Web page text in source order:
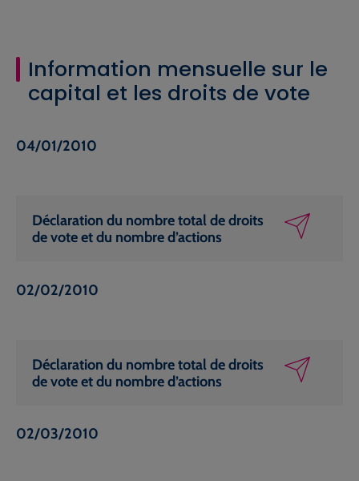
Information mensuelle sur le
capital et les droits de vote
04/01/2010
Déclaration du nombre total de droits
de vote et du nombre d’actions
02/02/2010
Déclaration du nombre total de droits
de vote et du nombre d’actions
02/03/2010